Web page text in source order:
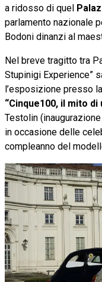
a ridosso di quel
parlamento nazionale
Bodoni dinanzi al
Nel breve tragitto tra
Stupinigi Experience”
l’esposizione presso
“Cinque100, il mito di
Testolin
in occasione delle
compleanno del